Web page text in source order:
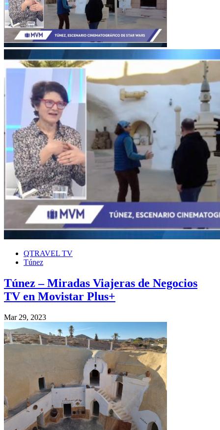
QTRAVEL TV
Túnez
Túnez – Miradas Viajeras de Negocios
TV en Movistar Plus+
Mar 29, 2023